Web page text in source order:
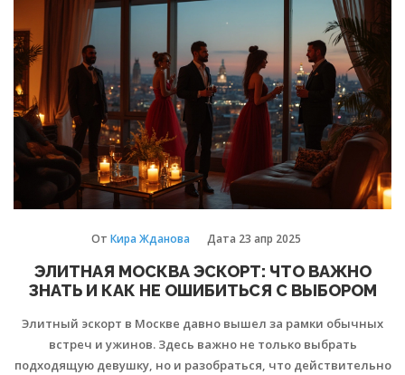
столице и на что обратить внимание ради своей
безопасности и комфорта. Приведем реальные советы и
лайфхаки, чтобы опыт оказался только положительным.
От Кира Жданова Дата 23 апр 2025
ЭЛИТНАЯ МОСКВА ЭСКОРТ: ЧТО ВАЖНО
ЗНАТЬ И КАК НЕ ОШИБИТЬСЯ С ВЫБОРОМ
Элитный эскорт в Москве давно вышел за рамки обычных
встреч и ужинов. Здесь важно не только выбрать
подходящую девушку, но и разобраться, что действительно